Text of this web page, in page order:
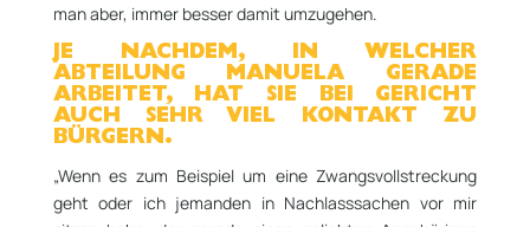
man aber, immer besser damit umzugehen.
JE NACHDEM, IN WELCHER
ABTEILUNG MANUELA GERADE
ARBEITET, HAT SIE BEI GERICHT
AUCH SEHR VIEL KONTAKT ZU
BÜRGERN.
„Wenn es zum Beispiel um eine Zwangsvollstreckung
geht oder ich jemanden in Nachlasssachen vor mir